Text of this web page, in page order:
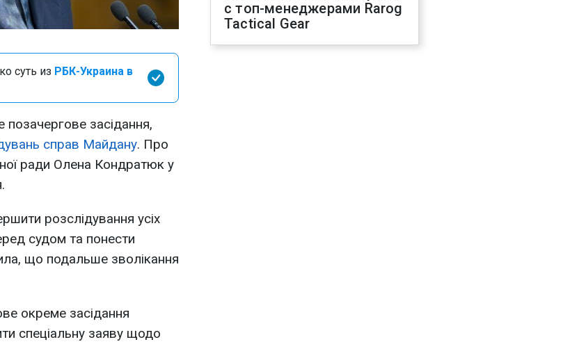
суть из РБК-Украина в
засідання,
справ Майдану. Про
ради Олена Кондратюк у
розслідування усіх
судом та понести
що подальше зволікання
окреме засідання
спеціальну заяву щодо
с топ-менеджерами Rarog
Tactical Gear